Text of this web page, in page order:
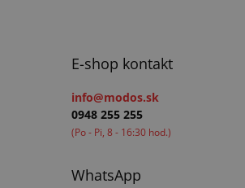
E-shop kontakt
info@modos.sk
0948 255 255
(Po - Pi, 8 - 16:30 hod.)
WhatsApp